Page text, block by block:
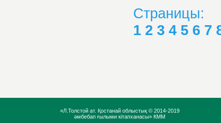
Страницы:
1 2 3 4 5 6 7
«Л.Толстой ат. Қостанай облыстық © 2014-2019
әмбебап ғылыми кітапханасы» КММ